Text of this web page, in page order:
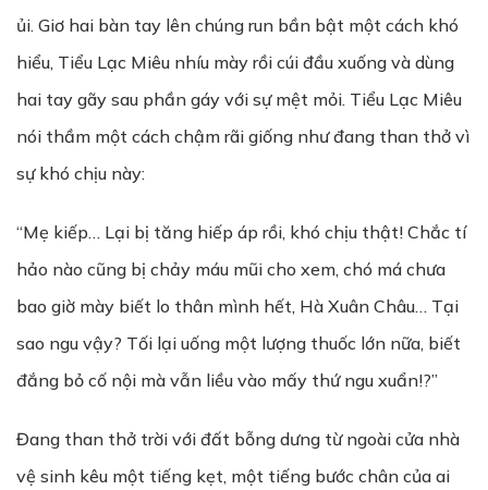
ủi. Giơ hai bàn tay lên chúng run bần bật một cách khó
hiểu, Tiểu Lạc Miêu nhíu mày rồi cúi đầu xuống và dùng
hai tay gãy sau phần gáy với sự mệt mỏi. Tiểu Lạc Miêu
nói thầm một cách chậm rãi giống như đang than thở vì
sự khó chịu này:
“Mẹ kiếp… Lại bị tăng hiếp áp rồi, khó chịu thật! Chắc tí
hảo nào cũng bị chảy máu mũi cho xem, chó má chưa
bao giờ mày biết lo thân mình hết, Hà Xuân Châu… Tại
sao ngu vậy? Tối lại uống một lượng thuốc lớn nữa, biết
đắng bỏ cố nội mà vẫn liều vào mấy thứ ngu xuẩn!?”
Đang than thở trời với đất bỗng dưng từ ngoài cửa nhà
vệ sinh kêu một tiếng kẹt, một tiếng bước chân của ai